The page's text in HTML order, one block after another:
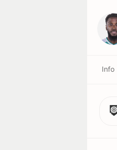
Info